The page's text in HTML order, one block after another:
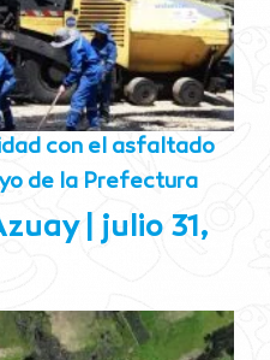
con el asfaltado
de la Prefectura
julio 31,